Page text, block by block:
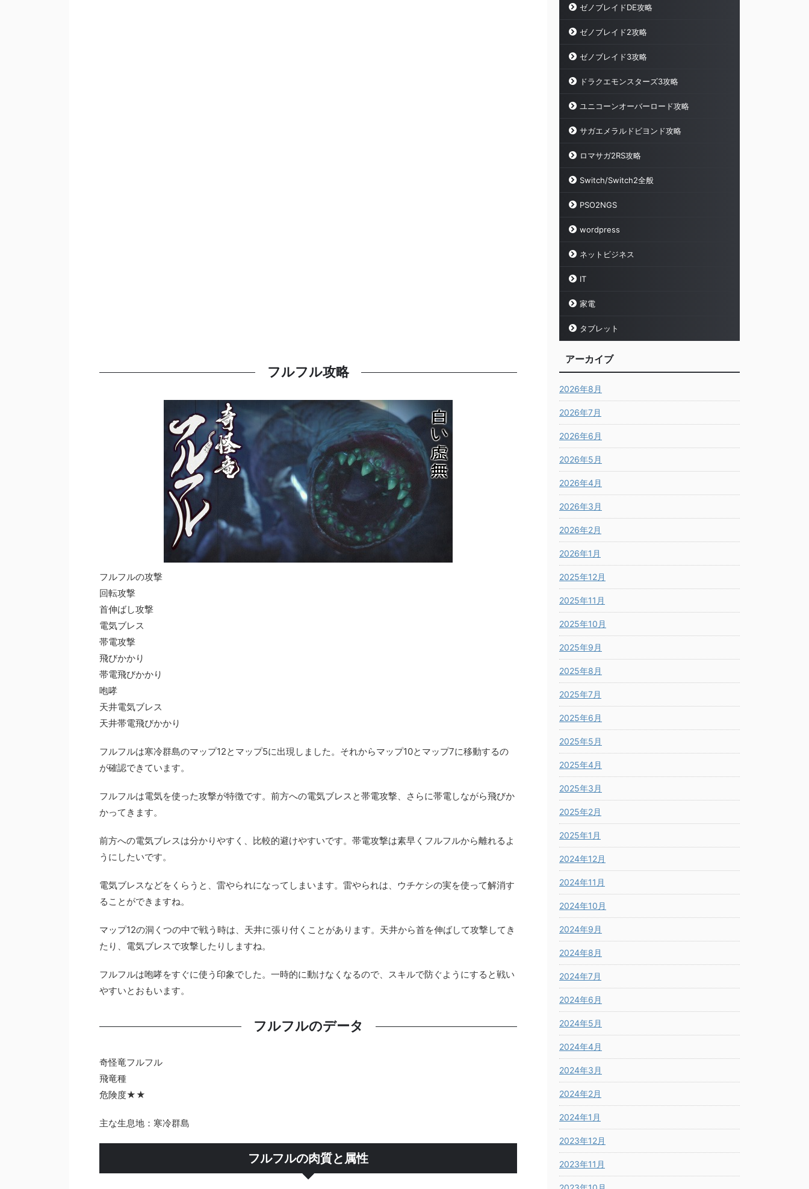
フルフル攻略
フルフルの攻撃
回転攻撃
首伸ばし攻撃
電気ブレス
帯電攻撃
飛びかかり
帯電飛びかかり
咆哮
天井電気ブレス
天井帯電飛びかかり
フルフルは寒冷群島のマップ12とマップ5に出現しました。それからマップ10とマップ7に移動するの
が確認できています。
フルフルは電気を使った攻撃が特徴です。前方への電気ブレスと帯電攻撃、さらに帯電しながら飛びか
かってきます。
前方への電気ブレスは分かりやすく、比較的避けやすいです。帯電攻撃は素早くフルフルから離れるよ
うにしたいです。
電気ブレスなどをくらうと、雷やられになってしまいます。雷やられは、ウチケシの実を使って解消す
ることができますね。
マップ12の洞くつの中で戦う時は、天井に張り付くことがあります。天井から首を伸ばして攻撃してき
たり、電気ブレスで攻撃したりしますね。
フルフルは咆哮をすぐに使う印象でした。一時的に動けなくなるので、スキルで防ぐようにすると戦い
やすいとおもいます。
フルフルのデータ
奇怪竜フルフル
飛竜種
危険度★★
主な生息地：寒冷群島
フルフルの肉質と属性
ゼノブレイドDE攻略
ゼノブレイド2攻略
ゼノブレイド3攻略
ドラクエモンスターズ3攻略
ユニコーンオーバーロード攻略
サガエメラルドビヨンド攻略
ロマサガ2RS攻略
Switch/Switch2全般
PSO2NGS
wordpress
ネットビジネス
IT
家電
タブレット
アーカイブ
2026年8月
2026年7月
2026年6月
2026年5月
2026年4月
2026年3月
2026年2月
2026年1月
2025年12月
2025年11月
2025年10月
2025年9月
2025年8月
2025年7月
2025年6月
2025年5月
2025年4月
2025年3月
2025年2月
2025年1月
2024年12月
2024年11月
2024年10月
2024年9月
2024年8月
2024年7月
2024年6月
2024年5月
2024年4月
2024年3月
2024年2月
2024年1月
2023年12月
2023年11月